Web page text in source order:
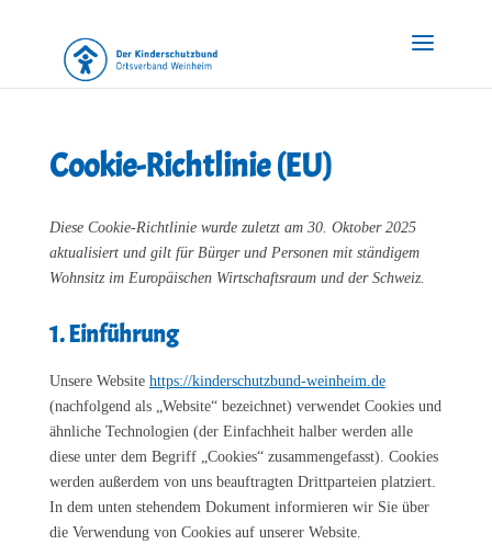
Cookie-Richtlinie (EU)
Diese Cookie-Richtlinie wurde zuletzt am 30. Oktober 2025
aktualisiert und gilt für Bürger und Personen mit ständigem
Wohnsitz im Europäischen Wirtschaftsraum und der Schweiz.
1. Einführung
Unsere Website https://kinderschutzbund-weinheim.de
(nachfolgend als „Website“ bezeichnet) verwendet Cookies und
ähnliche Technologien (der Einfachheit halber werden alle
diese unter dem Begriff „Cookies“ zusammengefasst). Cookies
werden außerdem von uns beauftragten Drittparteien platziert.
In dem unten stehendem Dokument informieren wir Sie über
die Verwendung von Cookies auf unserer Website.